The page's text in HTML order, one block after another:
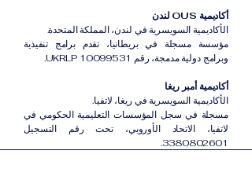
أكاديمية OUS لندن
الأكاديمية السويسرية في لندن، المملكة المتحدة.
مؤسسة مسجلة في بريطانيا، تقدم برامج تنفيذية
وبرامج دولية مدمجة، رقم UKRLP 10099531.
أكاديمية أمبر ريغا
الأكاديمية السويسرية في ريغا، لاتفيا.
مسجلة في سجل المؤسسات التعليمية الحكومي في
لاتفيا، الاتحاد الأوروبي، تحت رقم التسجيل
3380802601.